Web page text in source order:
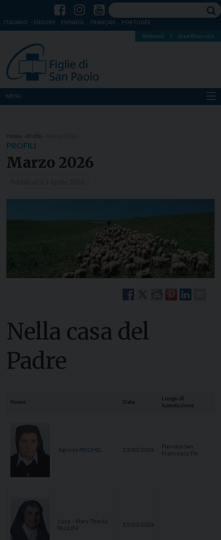
ITALIANO ENGLISH ESPAÑOL FRANÇAIS PORTUGÊS
Webmail Area Riservata
MENU
Dove siamo
Notizie
Home Profili
PROFILI
Marzo 2026
Nella casa del
Padre
Nome Data
Luogo di
tumulazione
Agnese PRIGHEL 13/03/2026
Fierozzo San
Francesco TN
Lucy – Mary Thecla
PAOLINI
15/03/2026